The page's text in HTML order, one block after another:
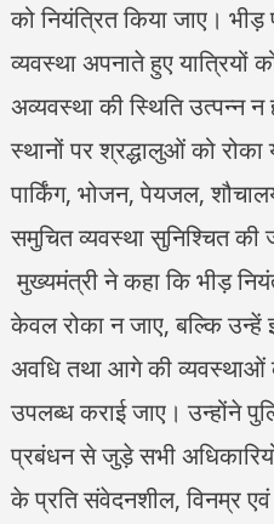
को नियंत्रित किया जाए।
व्यवस्था अपनाते हुए
अव्यवस्था की स्थिति उत्पन्न न
स्थानों पर श्रद्धालुओं को रोका
पार्किंग, भोजन, पेयजल,
समुचित व्यवस्था सुनिश्चित की
मुख्यमंत्री ने कहा कि भीड़
केवल रोका न जाए, बल्कि उन्हें
अवधि तथा आगे की व्यवस्थाओं
उपलब्ध कराई जाए। उन्होंने
प्रबंधन से जुड़े सभी
के प्रति संवेदनशील, विनम्र एवं